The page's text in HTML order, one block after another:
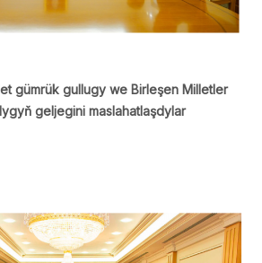
gümrük gullugy we Birleşen Milletler
geljegini maslahatlaşdylar